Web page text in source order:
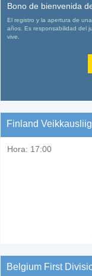
Bono de bienvenida
El registro y la apertura de
años. Es responsabilidad del
vive.
Finland
Hora: 17:00
Belgium First